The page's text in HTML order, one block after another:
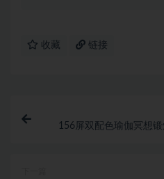
收藏 链接
156屏双配色瑜伽冥想